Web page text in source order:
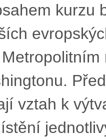
kurzu
vztah k